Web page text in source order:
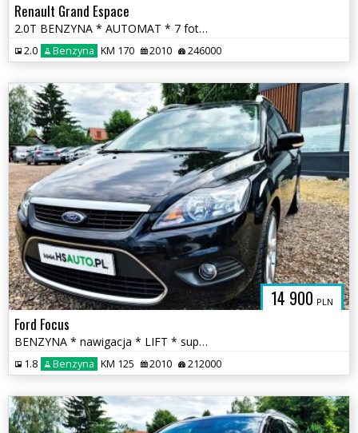
Renault Grand Espace
2.0T BENZYNA * AUTOMAT * 7 foteli * GRAND * 2x PDC * polecamy * okazja
2.0 Benzyna KM 170 2010 246000
14 900 PLN
Ford Focus
BENZYNA * nawigacja * LIFT * super * okazja * POLECAMY
1.8 Benzyna KM 125 2010 212000